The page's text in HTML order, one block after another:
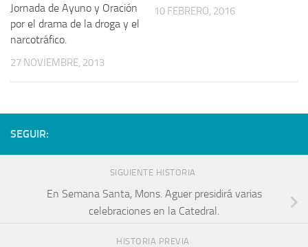
Jornada de Ayuno y Oración
por el drama de la droga y el
narcotráfico.
27 NOVIEMBRE, 2013
10 FEBRERO, 2016
SEGUIR:
SIGUIENTE HISTORIA
En Semana Santa, Mons. Aguer presidirá varias
celebraciones en la Catedral.
HISTORIA PREVIA